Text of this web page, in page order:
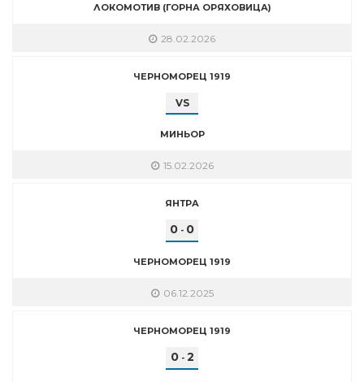
ЛОКОМОТИВ (ГОРНА ОРЯХОВИЦА)
28.02.2026
ЧЕРНОМОРЕЦ 1919
VS
МИНЬОР
15.02.2026
ЯНТРА
0 - 0
ЧЕРНОМОРЕЦ 1919
06.12.2025
ЧЕРНОМОРЕЦ 1919
0- 2